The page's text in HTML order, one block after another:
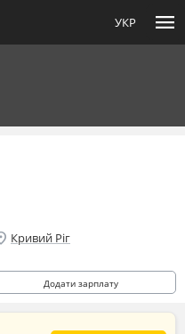
УКР menu
Кривий Ріг
Додати зарплату